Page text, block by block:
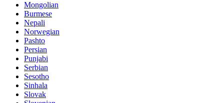
Mongolian
Burmese
Nepali
Norwegian
Pashto
Persian
Punjabi
Serbian
Sesotho
Sinhala
Slovak